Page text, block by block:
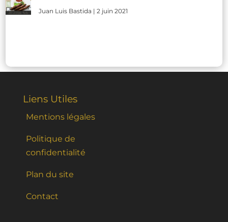
Juan Luis Bastida |2 juin 2021
Liens Utiles
Mentions légales
Politique de
confidentialité
Plan du site
Contact